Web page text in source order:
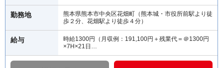
勤務地
熊本県熊本市中央区花畑町（熊本城・市役所前駅より徒
歩２分、花畑駅より徒歩４分）
給与
時給1300円（月収例：191,100円＋残業代＝＠1300円
×7H×21日…